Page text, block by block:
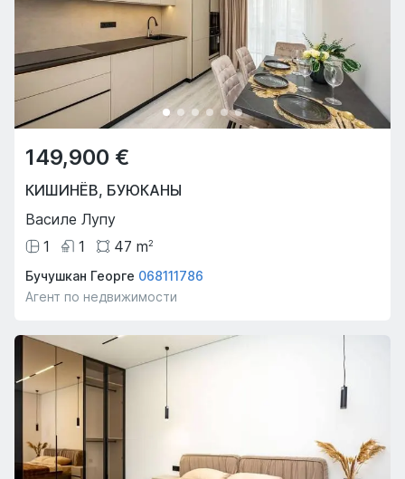
149,900 €
КИШИНЁВ, БУЮКАНЫ
Василе Лупу
1
1 47 m2
Бучушкан Георге 068111786
Агент по недвижимости